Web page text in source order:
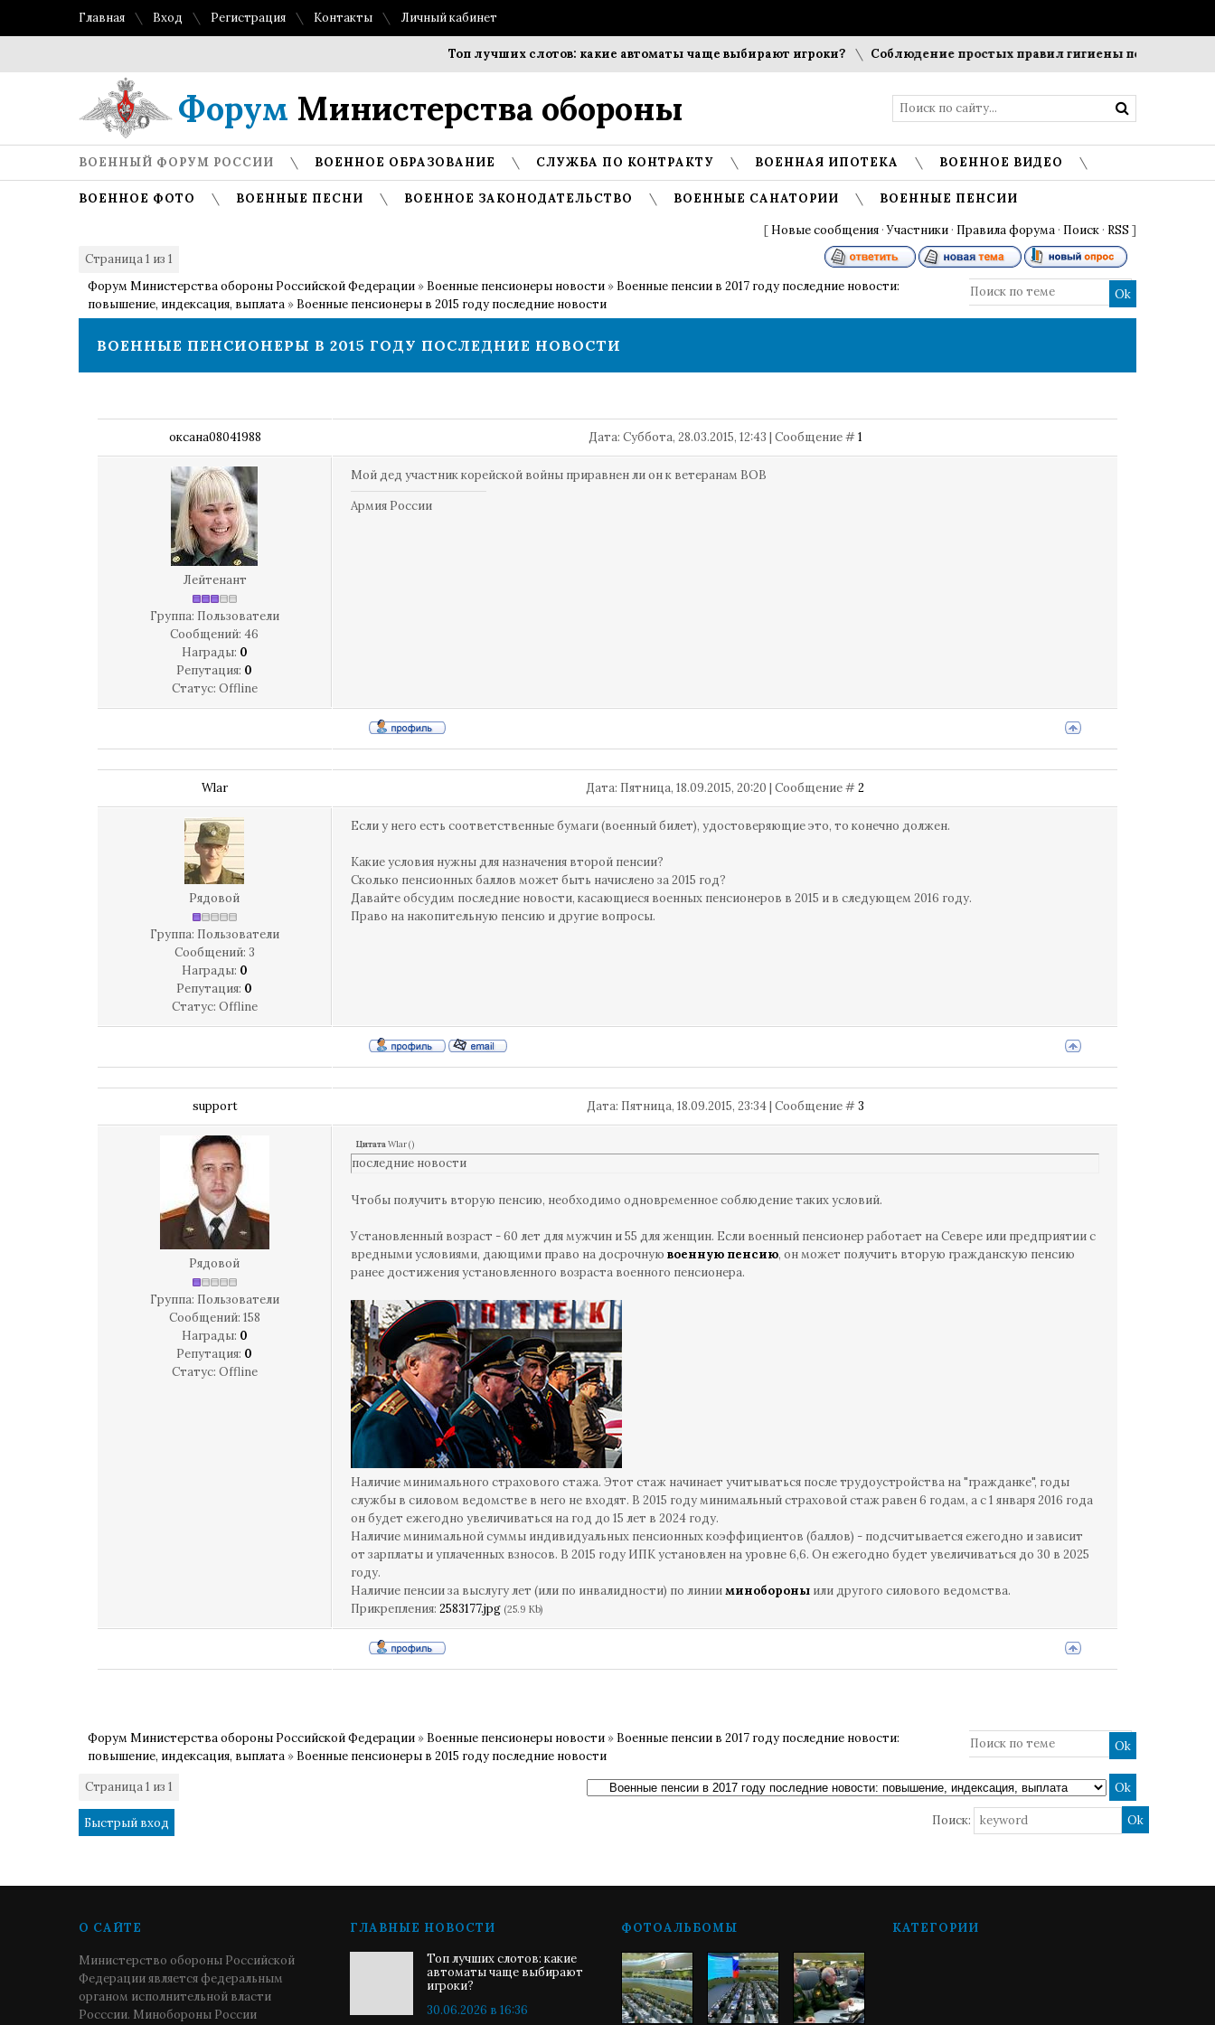
Главная Вход Регистрация Контакты Личный кабинет
Топ лучших слотов: какие автоматы чаще выбирают игроки? Соблюдение простых правил гигиены помогает
Форум Министерства обороны
ВОЕННЫЙ ФОРУМ РОССИИ ВОЕННОЕ ОБРАЗОВАНИЕ СЛУЖБА ПО КОНТРАКТУ ВОЕННАЯ ИПОТЕКА ВОЕННОЕ ВИДЕО
ВОЕННОЕ ФОТО ВОЕННЫЕ ПЕСНИ ВОЕННОЕ ЗАКОНОДАТЕЛЬСТВО ВОЕННЫЕ САНАТОРИИ ВОЕННЫЕ ПЕНСИИ
[ Новые сообщения ·Участники · Правила форума · Поиск · RSS ]
Страница1 из 1
Форум Министерства обороны Российской Федерации » Военные пенсионеры новости » Военные пенсии в 2017 году последние новости:
повышение, индексация, выплата » Военные пенсионеры в 2015 году последние новости
ВОЕННЫЕ ПЕНСИОНЕРЫ В 2015 ГОДУ ПОСЛЕДНИЕ НОВОСТИ
оксана08041988 Дата: Суббота, 28.03.2015, 12:43 | Сообщение #1
Лейтенант
Группа: Пользователи
Сообщений: 46
Награды: 0
Репутация: 0
Статус: Offline
Мой дед участник корейской войны приравнен ли он к ветеранам ВОВ
Армия России
Wlar Дата: Пятница, 18.09.2015, 20:20 | Сообщение #2
Рядовой
Группа: Пользователи
Сообщений: 3
Награды: 0
Репутация: 0
Статус: Offline
Если у него есть соответственные бумаги (военный билет), удостоверяющие это, то конечно должен.
Какие условия нужны для назначения второй пенсии?
Сколько пенсионных баллов может быть начислено за 2015 год?
Давайте обсудим последние новости, касающиеся военных пенсионеров в 2015 и в следующем 2016 году.
Право на накопительную пенсию и другие вопросы.
support Дата: Пятница, 18.09.2015, 23:34 | Сообщение #3
Рядовой
Группа: Пользователи
Сообщений: 158
Награды: 0
Репутация: 0
Статус: Offline
ЦитатаWlar()
последние новости
Чтобы получить вторую пенсию, необходимо одновременное соблюдение таких условий.
Установленный возраст - 60 лет для мужчин и 55 для женщин. Если военный пенсионер работает на Севере или предприятии с
вредными условиями, дающими право на досрочную военную пенсию, он может получить вторую гражданскую пенсию
ранее достижения установленного возраста военного пенсионера.
Наличие минимального страхового стажа. Этот стаж начинает учитываться после трудоустройства на "гражданке", годы
службы в силовом ведомстве в него не входят. В 2015 году минимальный страховой стаж равен 6 годам, а с 1 января 2016 года
он будет ежегодно увеличиваться на год до 15 лет в 2024 году.
Наличие минимальной суммы индивидуальных пенсионных коэффициентов (баллов) - подсчитывается ежегодно и зависит
от зарплаты и уплаченных взносов. В 2015 году ИПК установлен на уровне 6,6. Он ежегодно будет увеличиваться до 30 в 2025
году.
Наличие пенсии за выслугу лет (или по инвалидности) по линииминобороны или другого силового ведомства.
Прикрепления: 2583177.jpg (25.9 Kb)
Форум Министерства обороны Российской Федерации » Военные пенсионеры новости » Военные пенсии в 2017 году последние новости:
повышение, индексация, выплата » Военные пенсионеры в 2015 году последние новости
Страница1 из 1
Поиск:
О САЙТЕ
Министерство обороны Российской
Федерации является федеральным
органом исполнительной власти
Росссии. Минобороны России
ГЛАВНЫЕ НОВОСТИ
Топ лучших слотов: какие
автоматы чаще выбирают
игроки?
30.06.2026 в 16:36
ФОТОАЛЬБОМЫ КАТЕГОРИИ